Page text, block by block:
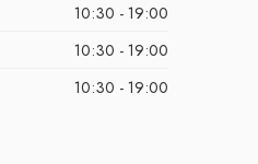
10:30 - 19:00
10:30 - 19:00
10:30 - 19:00